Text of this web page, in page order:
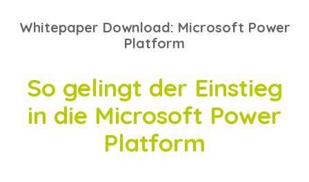
Whitepaper Download: Microsoft Power
Platform
So gelingt der Einstieg
in die Microsoft Power
Platform